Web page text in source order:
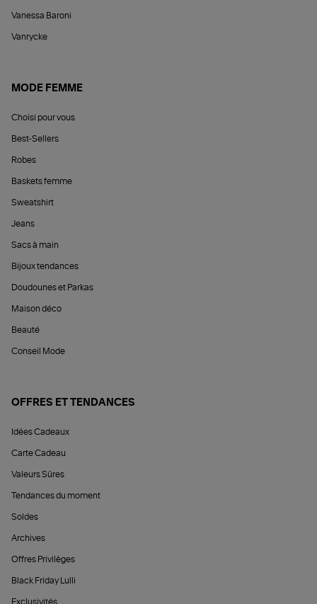
Vanessa Baroni
Vanrycke
MODE FEMME
Choisi pour vous
Best-Sellers
Robes
Baskets femme
Sweatshirt
Jeans
Sacs à main
Bijoux tendances
Doudounes et Parkas
Maison déco
Beauté
Conseil Mode
OFFRES ET TENDANCES
Idées Cadeaux
Carte Cadeau
Valeurs Sûres
Tendances du moment
Soldes
Archives
Offres Privilèges
Black Friday Lulli
Exclusivités